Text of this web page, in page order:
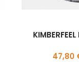
Prix
47,80